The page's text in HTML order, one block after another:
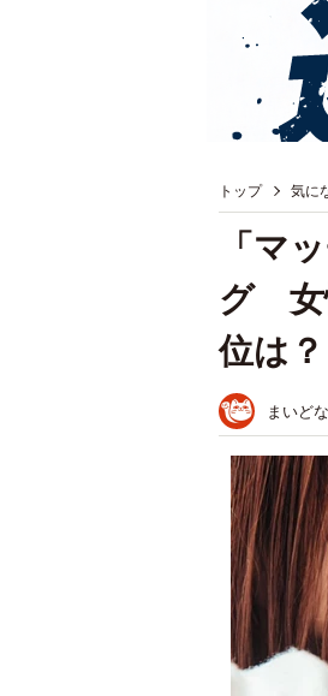
トップ 気に
「マ
グ 女
位は？
まいど